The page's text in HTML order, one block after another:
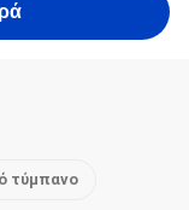
τύμπανο